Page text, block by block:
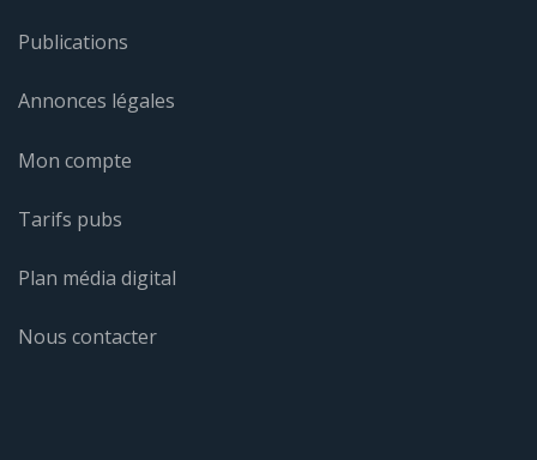
Publications
Annonces légales
Mon compte
Tarifs pubs
Plan média digital
Nous contacter